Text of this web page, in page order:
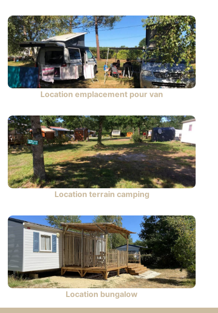
Location emplacement pour van
Location terrain camping
Location bungalow